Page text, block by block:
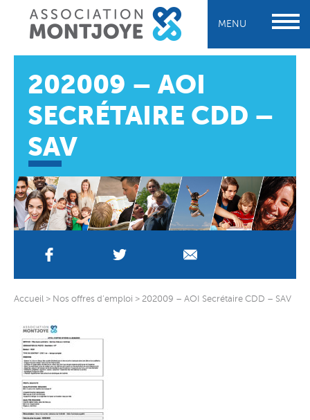
MENU
202009 – AOI
SECRÉTAIRE CDD –
SAV
Accueil > Nos offres d’emploi > 202009 – AOI Secrétaire CDD – SAV